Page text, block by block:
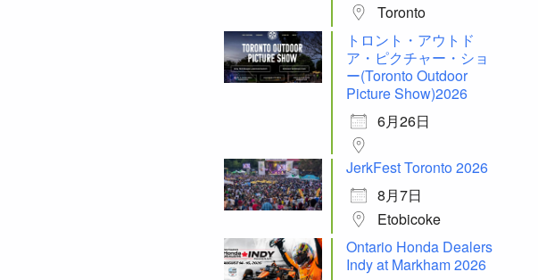
Toronto
トロント・アウトド
ア・ピクチャー・ショ
ー(Toronto Outdoor
Picture Show)2026
6月26日
JerkFest Toronto 2026
8月7日
Etobicoke
Ontario Honda Dealers
Indy at Markham 2026